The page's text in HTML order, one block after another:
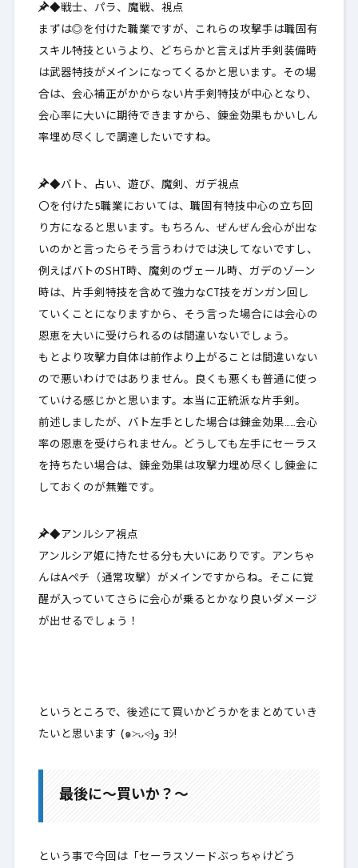
◆戦士、パラ、魔戦、視点
まずは◎を付けた職業ですが、これらの攻撃手は職固有
スキル特技というより、どちらかと言えば片手剣装備時
は武器特技がメインになってくるかと思います。その場
合は、会心補正がかからない片手剣特技が中心となり、
会心率に大いに期待できますから、錬金効果もかいしん
率埋め尽くしで調達したいですね。
◆バト、占い、遊び、魔剣、ガデ視点
〇を付けた5職業においては、職固有特技中心の立ち回
り方になると思います。もちろん、ぜんぜん会心が出な
いのかと言ったらそう言うわけでは決してないですし、
例えばバトのSHT時、魔剣のヴェール時、ガデのゾーン
時は、片手剣特技を含めて強力なCT技をガンガン回し
ていくことになりますから、そう言った場合には会心の
恩恵を大いに受けられるのは間違いないでしょう。
もとより攻撃力自体は前作より上がることは間違いない
ので悪いわけではありません。良くも悪くも普通に使っ
ていける感じかと思います。本当に正統派な片手剣。
前述しましたが、バト左手とした場合は錬金効果……会心
率の恩恵を受けられません。どうしても左手にセーラス
を持ちたい場合は、錬金効果は攻撃力埋め尽くし錬金に
しておくのが無難です。
◆アンルシア視点
アンルシア姫に持たせる分も大いにありです。アンちゃ
んはAペチ（通常攻撃）がメインですからね。そこに覚
醒が入っていてさらに会心が乗るとかなり良いダメージ
が出せるでしょう！
というところで、後述にて買いかどうかをまとめていき
たいと思います (๑˃̵ᴗ˂̵)و ﾖｼ!
最後に～買いか？～
という事で今回は「セーラスソードぶっちゃけどう